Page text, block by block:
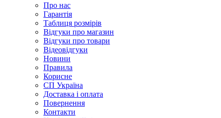
Про нас
Гарантія
Таблиця розмірів
Відгуки про магазин
Відгуки про товари
Відеовідгуки
Новини
Правила
Корисне
СП Україна
Доставка і оплата
Повернення
Контакти